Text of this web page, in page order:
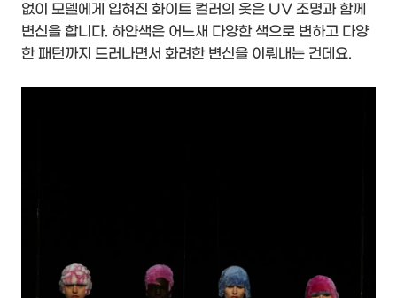
없이 모델에게 입혀진 화이트 컬러의 옷은 UV 조명과 함께
변신을 합니다. 하얀색은 어느새 다양한 색으로 변하고 다양
한 패턴까지 드러나면서 화려한 변신을 이뤄내는 건데요.